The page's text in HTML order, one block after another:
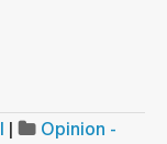
|
Opinion -